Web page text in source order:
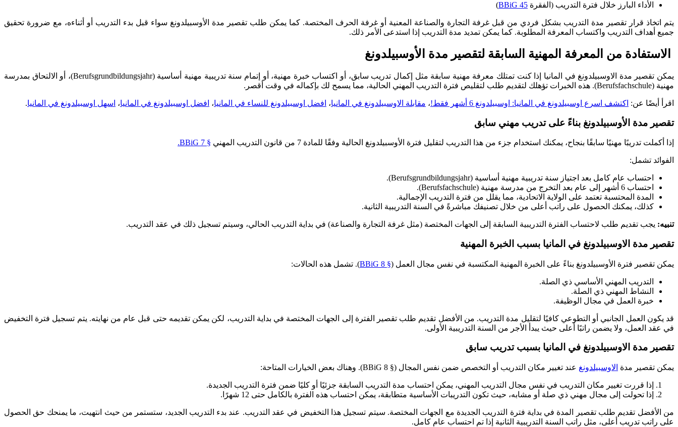
الأداء البارز خلال فترة التدريب (الفقرة 45 BBiG
)
يتم اتخاذ قرار تقصير مدة التدريب بشكل فردي من قبل غرفة التجارة والصناعة المعنية أو غرفة الحرف المختصة. كما يمكن طلب تقصير مدة الأوسبيلدونغ سواء قبل بدء التدريب أو أثناءه، مع ضرورة تحقيق
جميع أهداف التدريب واكتساب المعرفة المطلوبة. كما يمكن تمديد مدة التدريب إذا استدعى الأمر ذلك.
الاستفادة من المعرفة المهنية السابقة لتقصير مدة الأوسبيلدونغ
يمكن تقصير مدة الاوسبيلدونغ في المانيا إذا كنت تمتلك معرفة مهنية سابقة مثل إكمال تدريب سابق، أو اكتساب خبرة مهنية، أو إتمام سنة تدريبية مهنية أساسية (Berufsgrundbildungsjahr)، أو الالتحاق بمدرسة
مهنية (Berufsfachschule). هذه الخبرات تؤهلك لتقديم طلب لتقليص فترة التدريب المهني الحالية، مما يسمح لك بإكماله في وقت أقصر.
اقرأ أيضًا عن: اكتشف اسرع اوسبيلدونغ في المانيا: اوسبيلدونغ 6 أشهر فقط! ، مقابلة الاوسبيلدونغ في المانيا، افضل اوسبيلدونغ للنساء في المانيا، افضل اوسبيلدونغ في المانيا، اسهل اوسبيلدونغ في المانيا.
تقصير مدة الأوسبيلدونغ بناءً على تدريب مهني سابق
إذا أكملت تدريبًا مهنيًا سابقًا بنجاح، يمكنك استخدام جزء من هذا التدريب لتقليل فترة الأوسبيلدونغ الحالية وفقًا للمادة 7 من قانون التدريب المهني § 7 BBiG.
الفوائد تشمل:
احتساب عام كامل بعد اجتياز سنة تدريبية مهنية أساسية (Berufsgrundbildungsjahr).
احتساب 6 أشهر إلى عام بعد التخرج من مدرسة مهنية (Berufsfachschule).
المدة المحتسبة تعتمد على الولاية الاتحادية، مما يقلل من فترة التدريب الإجمالية.
كذلك، يمكنك الحصول على راتب أعلى من خلال تصنيفك مباشرةً في السنة التدريبية الثانية.
تنبيه: يجب تقديم طلب لاحتساب الفترة التدريبية السابقة إلى الجهات المختصة (مثل غرفة التجارة والصناعة) في بداية التدريب الحالي، وسيتم تسجيل ذلك في عقد التدريب.
تقصير مدة الاوسبيلدونغ في المانيا بسبب الخبرة المهنية
يمكن تقصير فترة الأوسبيلدونغ بناءً على الخبرة المهنية المكتسبة في نفس مجال العمل (§ 8 BBiG ). تشمل هذه الحالات:
التدريب المهني الأساسي ذي الصلة.
النشاط المهني ذي الصلة.
خبرة العمل في مجال الوظيفة.
قد يكون العمل الجانبي أو التطوعي كافيًا لتقليل مدة التدريب. من الأفضل تقديم طلب تقصير الفترة إلى الجهات المختصة في بداية التدريب، لكن يمكن تقديمه حتى قبل عام من نهايته. يتم تسجيل فترة التخفيض
في عقد العمل، ولا يضمن راتبًا أعلى حيث يبدأ الأجر من السنة التدريبية الأولى.
تقصير مدة الاوسبيلدونغ في المانيا بسبب تدريب سابق
يمكن تقصير مدة الاوسبيلدونغ عند تغيير مكان التدريب أو التخصص ضمن نفس المجال (§ 8 BBiG). وهناك بعض الخيارات المتاحة:
إذا قررت تغيير مكان التدريب في نفس مجال التدريب المهني، يمكن احتساب مدة التدريب السابقة جزئيًا أو كليًا ضمن فترة التدريب الجديدة.
إذا تحولت إلى مجال مهني ذي صلة أو مشابه، حيث تكون التدريبات الأساسية متطابقة، يمكن احتساب هذه الفترة بالكامل حتى 12 شهرًا.
من الأفضل تقديم طلب تقصير المدة في بداية فترة التدريب الجديدة مع الجهات المختصة. سيتم تسجيل هذا التخفيض في عقد التدريب. عند بدء التدريب الجديد، ستستمر من حيث انتهيت، ما يمنحك حق الحصول
على راتب تدريب أعلى، مثل راتب السنة التدريبية الثانية إذا تم احتساب عام كامل.